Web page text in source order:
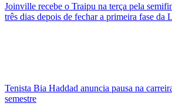
Joinville recebe o Traipu na terça pela
três dias depois de fechar a primeira fase
Tenista Bia Haddad anuncia pausa na
semestre